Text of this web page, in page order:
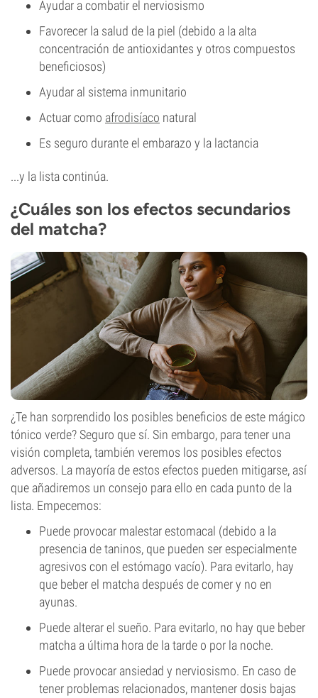
Ayudar a combatir el nerviosismo
Favorecer la salud de la piel (debido a la alta
concentración de antioxidantes y otros compuestos
beneficiosos)
Ayudar al sistema inmunitario
Actuar como afrodisíaco natural
Es seguro durante el embarazo y la lactancia
...y la lista continúa.
¿Cuáles son los efectos secundarios
del matcha?
¿Te han sorprendido los posibles beneficios de este mágico
tónico verde? Seguro que sí. Sin embargo, para tener una
visión completa, también veremos los posibles efectos
adversos. La mayoría de estos efectos pueden mitigarse, así
que añadiremos un consejo para ello en cada punto de la
lista. Empecemos:
Puede provocar malestar estomacal (debido a la
presencia de taninos, que pueden ser especialmente
agresivos con el estómago vacío). Para evitarlo, hay
que beber el matcha después de comer y no en
ayunas.
Puede alterar el sueño. Para evitarlo, no hay que beber
matcha a última hora de la tarde o por la noche.
Puede provocar ansiedad y nerviosismo. En caso de
tener problemas relacionados, mantener dosis bajas